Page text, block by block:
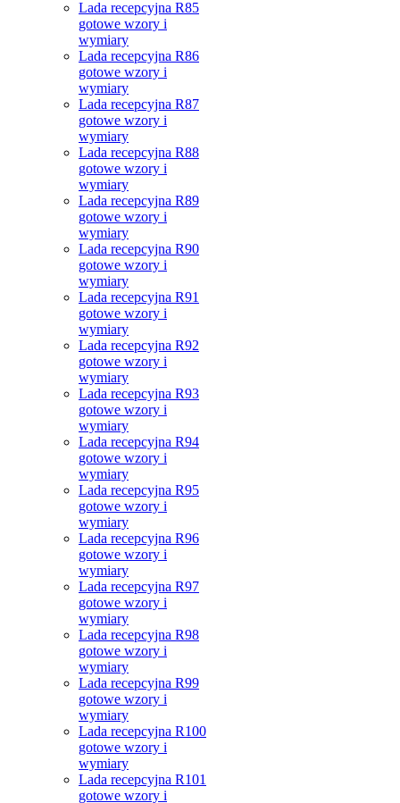
Lada recepcyjna R85
gotowe wzory i
wymiary
Lada recepcyjna R86
gotowe wzory i
wymiary
Lada recepcyjna R87
gotowe wzory i
wymiary
Lada recepcyjna R88
gotowe wzory i
wymiary
Lada recepcyjna R89
gotowe wzory i
wymiary
Lada recepcyjna R90
gotowe wzory i
wymiary
Lada recepcyjna R91
gotowe wzory i
wymiary
Lada recepcyjna R92
gotowe wzory i
wymiary
Lada recepcyjna R93
gotowe wzory i
wymiary
Lada recepcyjna R94
gotowe wzory i
wymiary
Lada recepcyjna R95
gotowe wzory i
wymiary
Lada recepcyjna R96
gotowe wzory i
wymiary
Lada recepcyjna R97
gotowe wzory i
wymiary
Lada recepcyjna R98
gotowe wzory i
wymiary
Lada recepcyjna R99
gotowe wzory i
wymiary
Lada recepcyjna R100
gotowe wzory i
wymiary
Lada recepcyjna R101
gotowe wzory i